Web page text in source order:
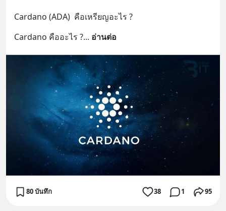
Cardano (ADA)  คือเหรียญอะไร ?
Cardano คืออะไร ?... อ่านต่อ
80 บันทึก 38 1 95